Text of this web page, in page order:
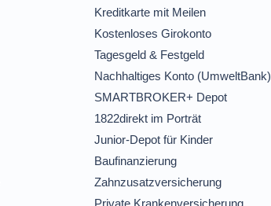
Kreditkarte mit Meilen
Kostenloses Girokonto
Tagesgeld & Festgeld
Nachhaltiges Konto (UmweltBank)
SMARTBROKER+ Depot
1822direkt im Porträt
Junior-Depot für Kinder
Baufinanzierung
Zahnzusatzversicherung
Private Krankenversicherung